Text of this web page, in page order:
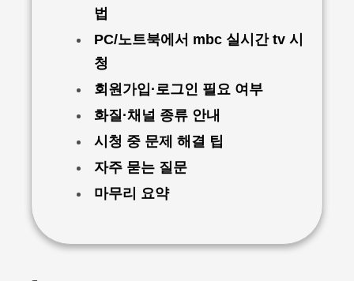
법
PC/노트북에서 mbc 실시간 tv 시
청
회원가입·로그인 필요 여부
화질·채널 종류 안내
시청 중 문제 해결 팁
자주 묻는 질문
마무리 요약